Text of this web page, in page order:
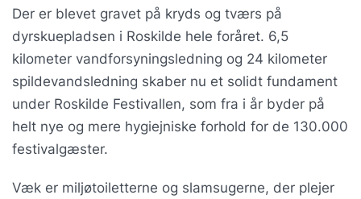
Der er blevet gravet på kryds og tværs på
dyrskuepladsen i Roskilde hele foråret. 6,5
kilometer vandforsyningsledning og 24 kilometer
spildevandsledning skaber nu et solidt fundament
under Roskilde Festivallen, som fra i år byder på
helt nye og mere hygiejniske forhold for de 130.000
festivalgæster.
Væk er miljøtoiletterne og slamsugerne, der plejer